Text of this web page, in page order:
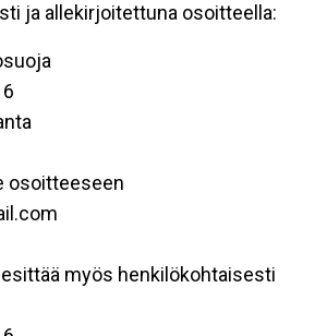
ja allekirjoitettuna osoitteella:
osoitteeseen
myös henkilökohtaisesti